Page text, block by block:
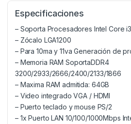
Especificaciones
– Soporta Procesadores Intel Core
– Zócalo LGA1200
– Para 10ma y 11va Generación de
– Memoria RAM SoportaDDR4
3200/2933/2666/2400/2133/1866
– Maxima RAM admitida: 64GB
– Video integrado VGA / HDMI
– Puerto teclado y mouse PS/2
– 1x Puerto LAN 10/100/1000Mbps